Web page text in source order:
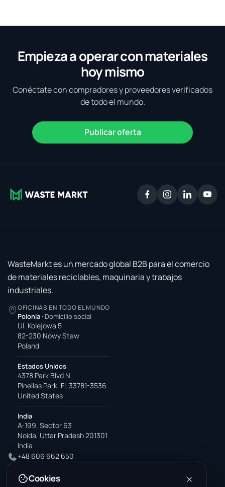
Empieza a operar con materiales
hoy mismo
Conéctate con compradores y proveedores verificados
de todo el mundo.
Publicar oferta
WasteMarkt es un mercado global B2B para el comercio
de materiales reciclables, maquinaria y trabajos
industriales.
OFICINAS EN TODO EL MUNDO
Polonia · Domicilio social
Ul. Kolejowa 5
82-230 Nowy Staw
Poland
Estados Unidos
4378 Park Blvd N
Pinellas Park, FL 33781-3536
United States
India
A-199, Sector 63
Noida, Uttar Pradesh 201301
India
+48 606 662 650
office@wastemarkt.com
Cookies